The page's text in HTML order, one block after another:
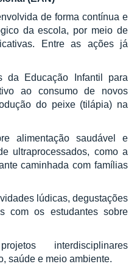
de forma contínua e
da escola, por meio de
Entre as ações já
da Educação Infantil para
ao consumo de novos
do peixe (tilápia) na
alimentação saudável e
ultraprocessados, como a
caminhada com famílias
lúdicas, degustações
com os estudantes sobre
interdisciplinares
saúde e meio ambiente.